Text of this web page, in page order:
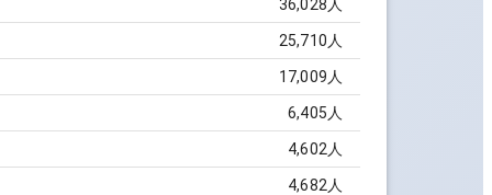
36,028 人
25,710 人
17,009 人
6,405 人
4,602 人
4,682 人